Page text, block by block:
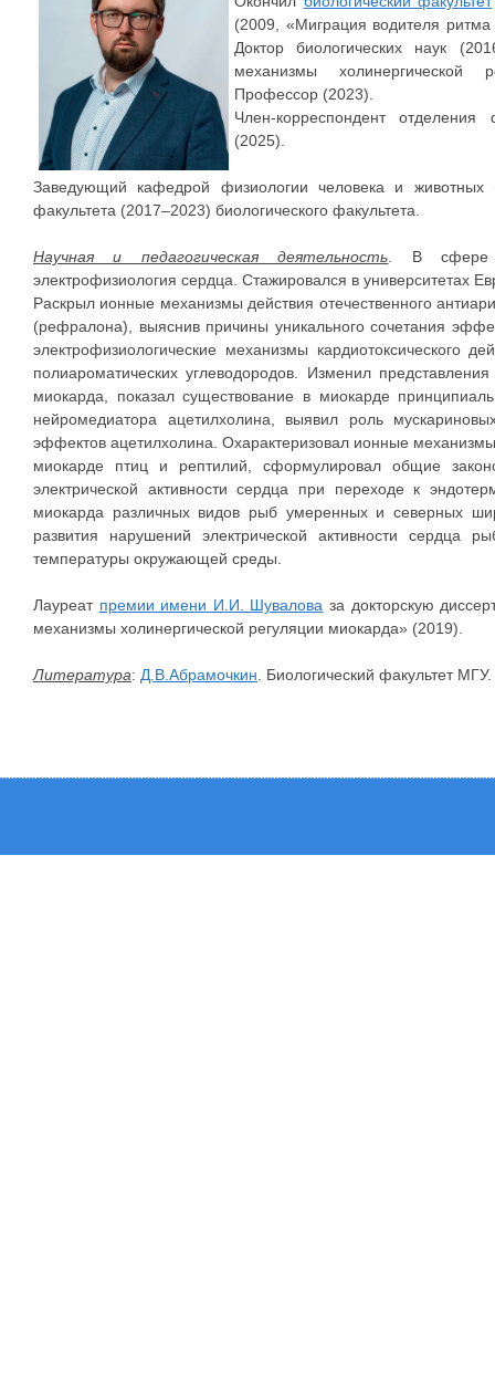
(2009, «Миграция водителя
Доктор биологических наук
механизмы холинергической
Профессор (2023).
Член-корреспондент
(2025).
Заведующий кафедрой физиологии человека и животных
факультета (2017–2023) биологического факультета.
Научная и педагогическая деятельность . В сфере
электрофизиология сердца. Стажировался в университетах
Раскрыл ионные механизмы действия отечественного
(рефралона), выяснив причины уникального сочетания
электрофизиологические механизмы кардиотоксического
полиароматических углеводородов. Изменил
миокарда, показал существование в миокарде
нейромедиатора ацетилхолина, выявил роль
эффектов ацетилхолина. Охарактеризовал ионные
миокарде птиц и рептилий, сформулировал общие
электрической активности сердца при переходе к
миокарда различных видов рыб умеренных и северных
развития нарушений электрической активности
температуры окружающей среды.
Лауреат премии имени И.И. Шувалова за докторскую
механизмы холинергической регуляции миокарда» (2019).
Литература: Д.В.Абрамочкин . Биологический факультет МГУ.